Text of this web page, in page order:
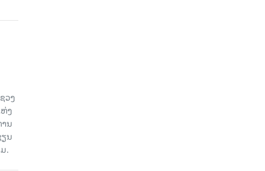
ວງ
ງ
ນ
ນ
.